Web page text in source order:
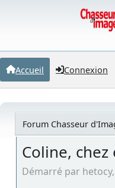
Accueil Connexion
Forum Chasseur
Coline, chez
Démarré par